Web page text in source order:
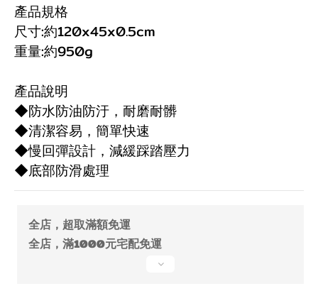
產品規格
尺寸:約120x45x0.5cm
重量:約950g
產品說明
◆防水防油防汙，耐磨耐髒
◆清潔容易，簡單快速
◆慢回彈設計，減緩踩踏壓力
◆底部防滑處理
全店，超取滿額免運
全店，滿1000元宅配免運